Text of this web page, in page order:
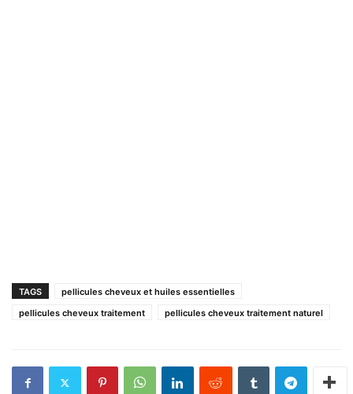
TAGS
pellicules cheveux et huiles essentielles
pellicules cheveux traitement
pellicules cheveux traitement naturel